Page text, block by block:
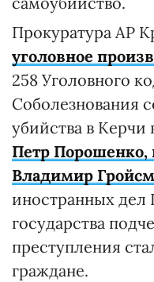
Прокуратура АР
уголовное
258 Уголовного
Соболезнования
убийства в Керчи
Петр
Владимир
иностранных дел
государства
преступления
граждане.